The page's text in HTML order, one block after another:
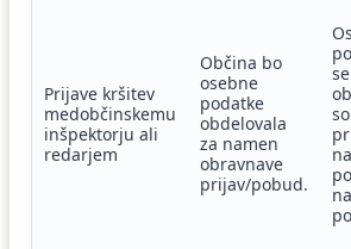
Prijave kršitev
medobčinskemu
inšpektorju ali
redarjem
Občina bo
osebne
podatke
obdelovala
za namen
obravnave
prijav/pobud.
se